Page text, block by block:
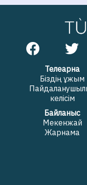
Телеарна
Біздің ұжым
келісім
Байланыс
Мекенжай
Жарнама